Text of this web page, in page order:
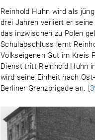
Reinhold Huhn wird als
drei Jahren verliert er
das inzwischen zu Polen
Schulabschluss lernt
Volkseigenen Gut im Kreis
Dienst tritt Reinhold Huhn
wird seine Einheit nach
Berliner Grenzbrigade an.